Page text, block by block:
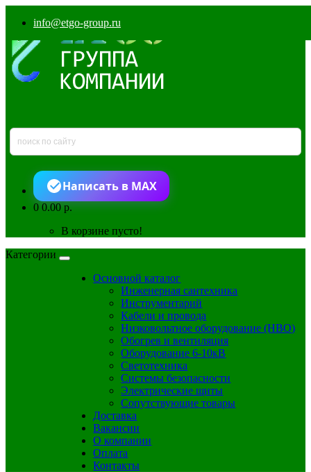
info@etgo-group.ru
Написать в MAX
00.00 р.
В корзине пусто!
Категории
Основной каталог
Инженерная сантехника
Инструментарий
Кабели и провода
Низковольтное оборудование (НВО)
Обогрев и вентиляция
Оборудование 6-10кВ
Светотехника
Системы безопасности
Электрические щиты
Сопутствующие товары
Доставка
Вакансии
О компании
Оплата
Контакты